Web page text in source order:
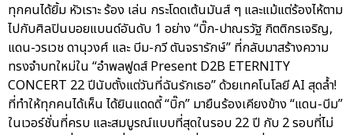
ทุกคนได้ยิ้ม หัวเราะ ร้อง เล่น กระโดดเต้นมันส์ ๆ และแม้แต่ร้องไห้ตาม
ไปกับศิลปินบอยแบนด์อันดับ 1 อย่าง “บิ๊ก-ปาณรวัฐ กิตติกรเจริญ,
แดน-วรเวช ดานุวงศ์ และ บีม-กวี ตันจรารักษ์” ที่กลับมาสร้างความ
ทรงจำบทใหม่ใน “อำพลฟูดส์ Present D2B ETERNITY
CONCERT 22 ปีนับตั้งแต่วันที่ฉันรักเธอ” ด้วยเทคโนโลยี AI สุดล้ำ!
ที่ทำให้ทุกคนได้เห็น ได้ยินแดดดี้ “บิ๊ก” มายืนร้องเคียงข้าง “แดน-บีม”
ในเวอร์ชั่นที่ครบ และสมบูรณ์แบบที่สุดในรอบ 22 ปี กับ 2 รอบที่ไม่